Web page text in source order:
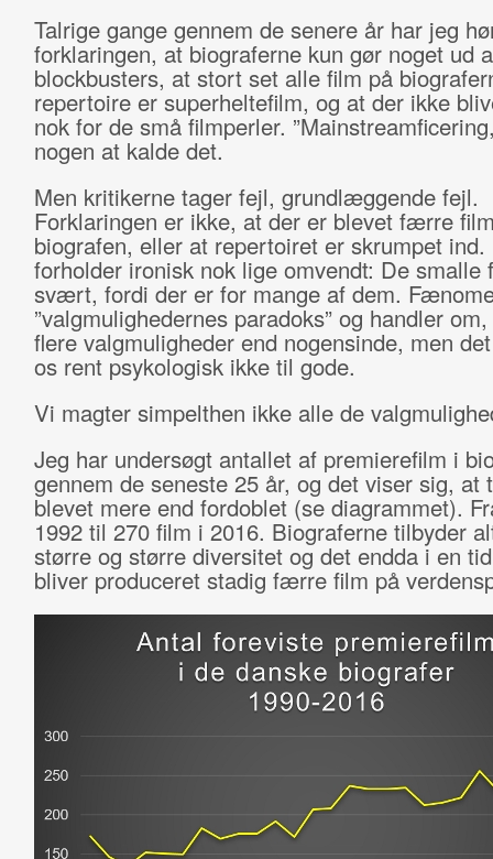
Talrige gange gennem de senere år har jeg
forklaringen, at biograferne kun gør noget ud
blockbusters, at stort set alle film på
repertoire er superheltefilm, og at der ikke
nok for de små filmperler.
nogen at kalde det.
Men kritikerne tager fejl, grundlæggende fejl.
Forklaringen er ikke, at der er blevet færre
biografen, eller at repertoiret er skrumpet ind.
forholder ironisk nok lige omvendt: De smalle
svært, fordi der er for mange af dem.
”valgmulighedernes paradoks” og handler
flere valgmuligheder end nogensinde, men
os rent psykologisk ikke til gode.
Vi magter simpelthen ikke alle de
Jeg har undersøgt antallet af premierefilm i
gennem de seneste 25 år, og det viser sig, at
blevet mere end fordoblet (se diagrammet).
1992 til 270 film i 2016. Biograferne tilbyder
større og større diversitet og det endda i en
bliver produceret stadig færre film på